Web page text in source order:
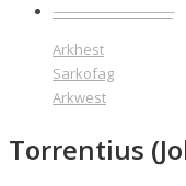
——————————
Arkhest
Sarkofag
Arkwest
Torrentius